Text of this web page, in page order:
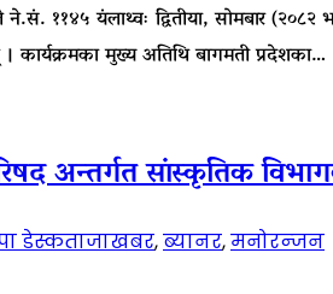
११४५ यंलाथ्वः द्वितीया, सोमबार (२०८२
कार्यक्रमका मुख्य अतिथि बागमती प्रदेशका…
अन्तर्गत सांस्कृतिक
डेस्कताजाखबर,ब्यानर,मनोरन्जन